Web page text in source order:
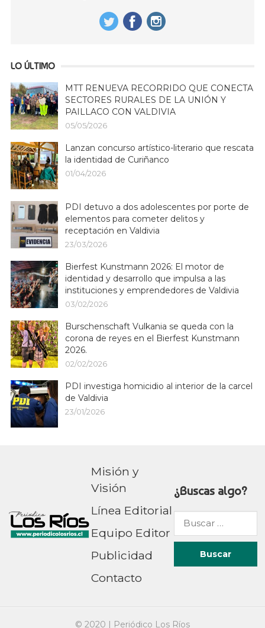
LO ÚLTIMO
MTT RENUEVA RECORRIDO QUE CONECTA
SECTORES RURALES DE LA UNIÓN Y
PAILLACO CON VALDIVIA
05/05/2026
Lanzan concurso artístico-literario que rescata
la identidad de Curiñanco
01/04/2026
PDI detuvo a dos adolescentes por porte de
elementos para cometer delitos y
receptación en Valdivia
23/03/2026
Bierfest Kunstmann 2026: El motor de
identidad y desarrollo que impulsa a las
instituciones y emprendedores de Valdivia
03/02/2026
Burschenschaft Vulkania se queda con la
corona de reyes en el Bierfest Kunstmann
2026.
02/02/2026
PDI investiga homicidio al interior de la carcel
de Valdivia
23/01/2026
Misión y
Visión
Línea Editorial
Equipo Editor
Publicidad
Contacto
¿Buscas algo?
Buscar
por:
© 2020 | Periódico Los Ríos